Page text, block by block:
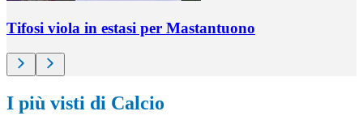
Tifosi viola in estasi per Mastantuono
I più visti di Calcio